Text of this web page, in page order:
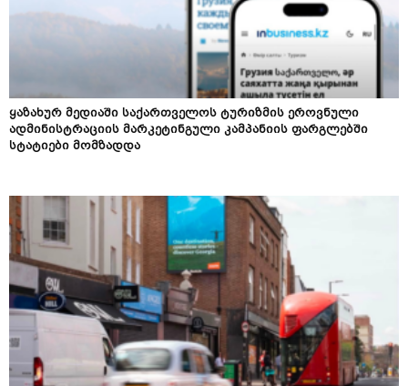
ყაზახურ მედიაში საქართველოს ტურიზმის ეროვნული
ადმინისტრაციის მარკეტინგული კამპანიის ფარგლებში
სტატიები მომზადდა